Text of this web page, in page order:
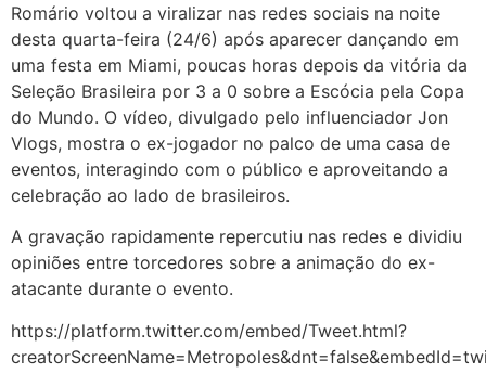
Romário voltou a viralizar nas redes sociais na noite
desta quarta-feira (24/6) após aparecer dançando em
uma festa em Miami, poucas horas depois da vitória da
Seleção Brasileira por 3 a 0 sobre a Escócia pela Copa
do Mundo. O vídeo, divulgado pelo influenciador Jon
Vlogs, mostra o ex-jogador no palco de uma casa de
eventos, interagindo com o público e aproveitando a
celebração ao lado de brasileiros.
A gravação rapidamente repercutiu nas redes e dividiu
opiniões entre torcedores sobre a animação do ex-
atacante durante o evento.
https://platform.twitter.com/embed/Tweet.html?